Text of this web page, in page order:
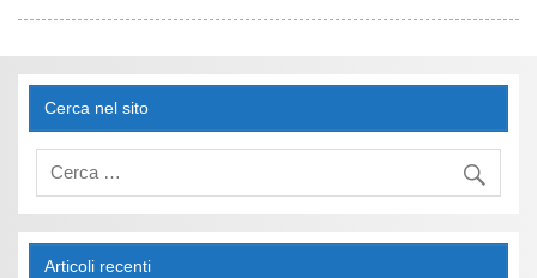
Cerca nel sito
Articoli recenti